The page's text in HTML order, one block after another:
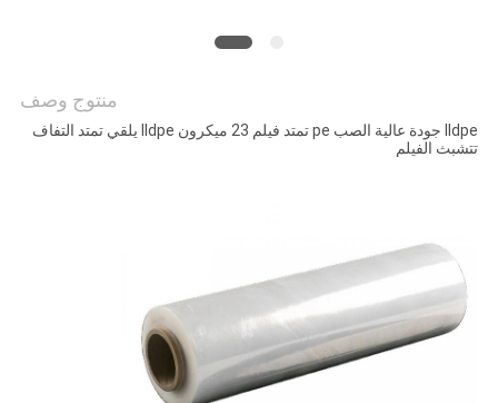
منتوج وصف
lldpe جودة عالية الصب pe تمتد فيلم 23 ميكرون lldpe يلقي تمتد التفاف
تتشبث الفيلم